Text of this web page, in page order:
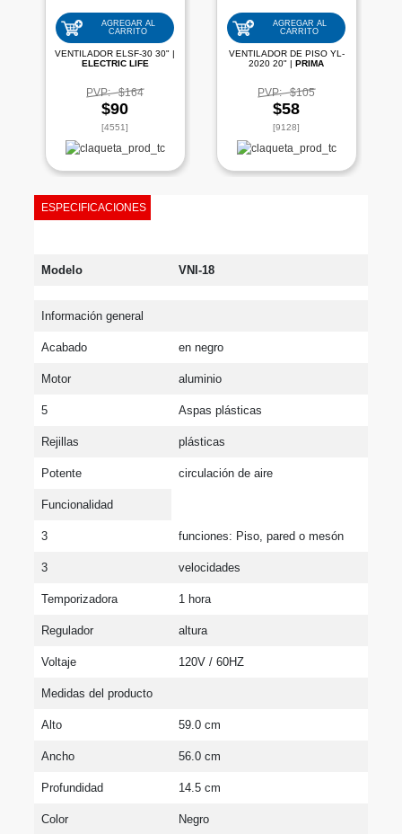
AGREGAR AL
CARRITO
VENTILADOR ELSF-30 30" |
ELECTRIC LIFE
PVP: $164
$90
[4551]
AGREGAR AL
CARRITO
VENTILADOR DE PISO YL-
2020 20" |PRIMA
PVP: $105
$58
[9128]
ESPECIFICACIONES
Modelo VNI-18
Información general
Acabado en negro
Motor aluminio
5 Aspas plásticas
Rejillas plásticas
Potente circulación de aire
Funcionalidad
3 funciones: Piso, pared o mesón
3 velocidades
Temporizadora 1 hora
Regulador altura
Voltaje 120V / 60HZ
Medidas del producto
Alto 59.0 cm
Ancho 56.0 cm
Profundidad 14.5 cm
Color Negro